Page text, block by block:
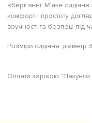
зберіганні. М’яке
комфорт і простоту
зручності та безпеці під
Розміри сидіння:
Оплата карткою